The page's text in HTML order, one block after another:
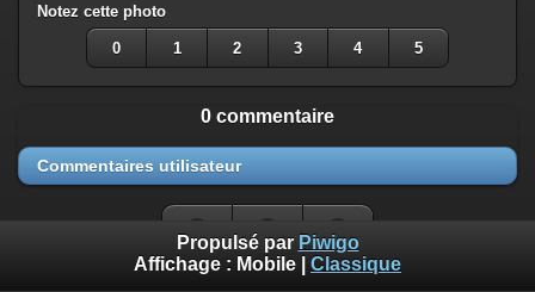
Notez cette photo
0 1 2 3 4 5
0 commentaire
Commentaires utilisateur
Propulsé par Piwigo
Affichage : Mobile Classique